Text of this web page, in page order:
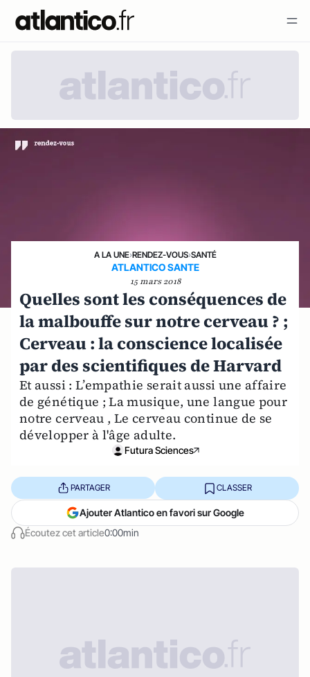
A LA UNE›RENDEZ-VOUS›SANTÉ
ATLANTICO SANTE
15 mars 2018
Quelles sont les conséquences de
la malbouffe sur notre cerveau ? ;
Cerveau : la conscience localisée
par des scientifiques de Harvard
Et aussi : L’empathie serait aussi une affaire
de génétique ; La musique, une langue pour
notre cerveau , Le cerveau continue de se
développer à l'âge adulte.
Futura Sciences
Écoutez cet article0:00min
PARTAGER CLASSER
Ajouter Atlantico en favori sur Google